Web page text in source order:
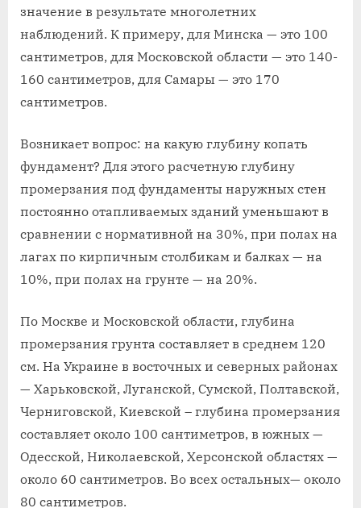
значение в результате многолетних
наблюдений. К примеру, для Минска — это 100
сантиметров, для Московской области — это 140-
160 сантиметров, для Самары — это 170
сантиметров.
Возникает вопрос: на какую глубину копать
фундамент? Для этого расчетную глубину
промерзания под фундаменты наружных стен
постоянно отапливаемых зданий уменьшают в
сравнении с нормативной на 30%, при полах на
лагах по кирпичным столбикам и балках — на
10%, при полах на грунте — на 20%.
По Москве и Московской области, глубина
промерзания грунта составляет в среднем 120
см. На Украине в восточных и северных районах
— Харьковской, Луганской, Сумской, Полтавской,
Черниговской, Киевской – глубина промерзания
составляет около 100 сантиметров, в южных —
Одесской, Николаевской, Херсонской областях —
около 60 сантиметров. Во всех остальных— около
80 сантиметров.